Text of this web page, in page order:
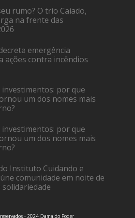
rumo? O trio Caiado,
na frente das
emergência
ações contra incêndios
por que
um dos nomes mais
por que
um dos nomes mais
Instituto Cuidando e
comunidade em noite de
- 2024 Dama do Poder